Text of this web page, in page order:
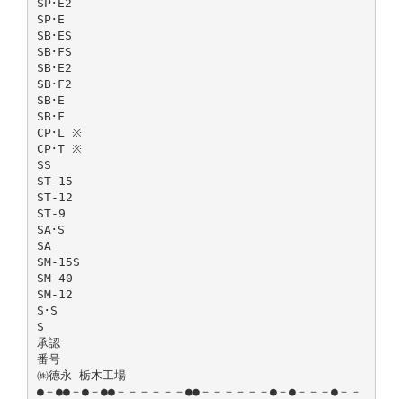
SP･E2
SP･E
SB･ES
SB･FS
SB･E2
SB･F2
SB･E
SB･F
CP･L ※
CP･T ※
SS
ST-15
ST-12
ST-9
SA･S
SA
SM-15S
SM-40
SM-12
S･S
S
承認
番号
㈱徳永 栃木工場
●－●●－●－●●－－－－－－●●－－－－－－●－●－－－●－－